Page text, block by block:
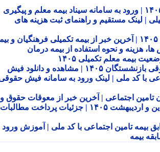
بیمه معلم سیناد ۱۴۰۵ | ورود به سامانه سیناد بیمه معلم و پیگیری
مستقیم و راهنمای ثبت هزینه های
بیمه معلم تکمیلی ۱۴۰۵ | آخرین خبر از بیمه تکمیلی فرهنگیان و بیمه
و نحوه استفاده از بیمه درمان
معلم تکمیلی ۱۴۰۵
دریافت فیش حقوقی بازنشستگان ۱۴۰۵ | مشاهده و دانلود فیش
کد ملی | لینک ورود به سامانه فیش حقوقی
اجتماعی | آخرین خبر از معوقات حقوق و
مابه التفاوت فروردین و اردیبهشت ۱۴۰۵ | جزئیات پرداخت مطالبات
تامین اجتماعی با کد ملی | آموزش ورود به
بیمه